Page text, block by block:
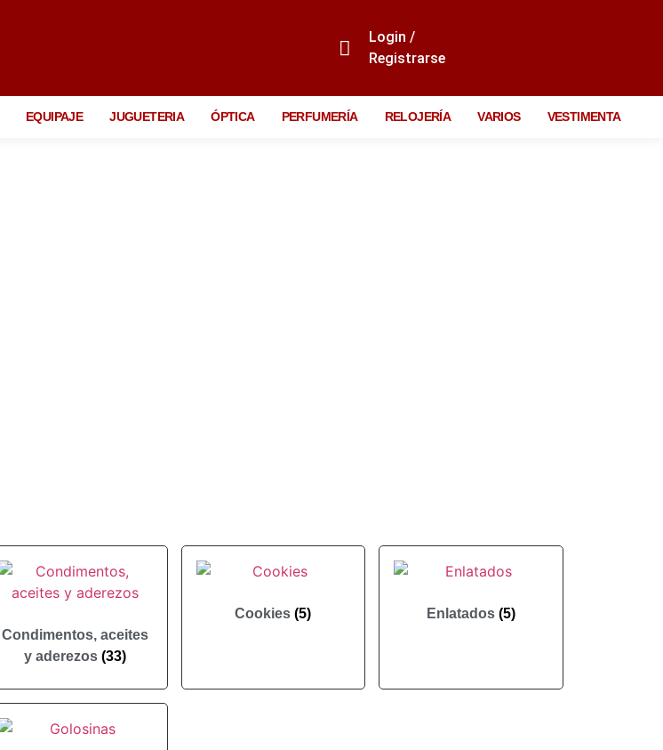
Login /
Registrarse
EQUIPAJE JUGUETERIA ÓPTICA PERFUMERÍA RELOJERÍA VARIOS VESTIMENTA
Condimentos, aceites
y aderezos(33)
Cookies(5) Enlatados(5)